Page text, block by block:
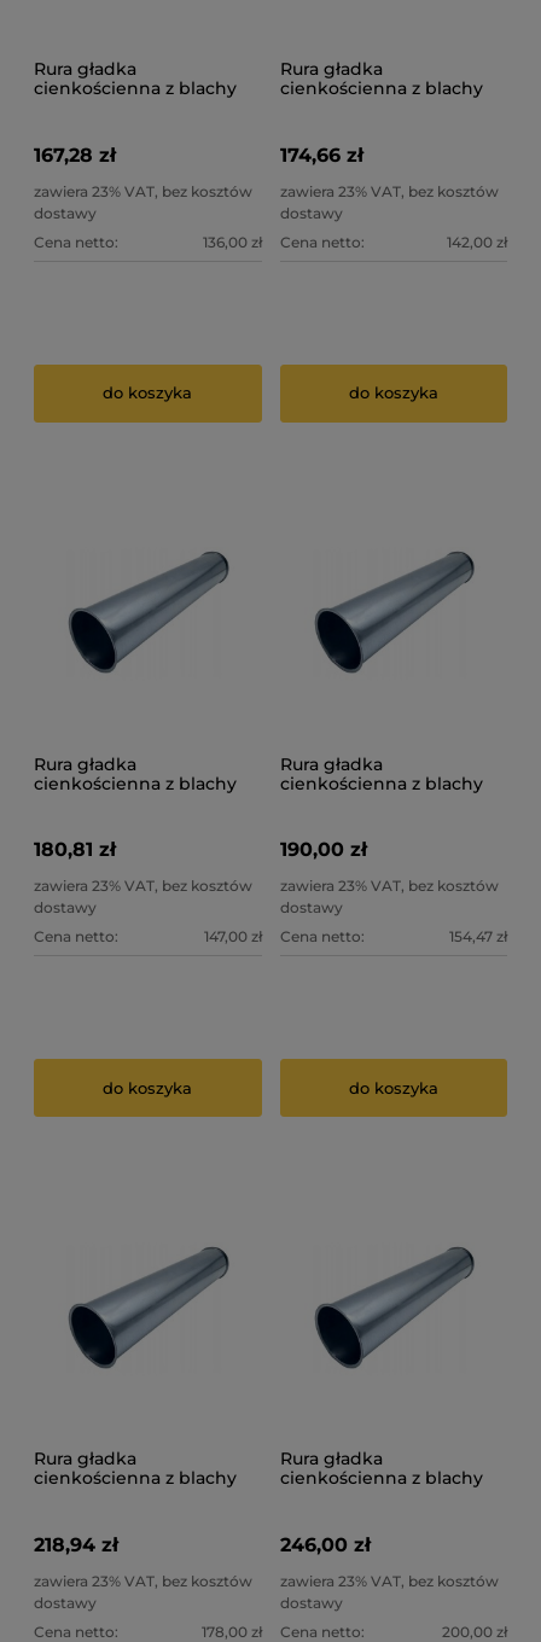
Rura gładka
cienkościenna z blachy
167,28 zł
zawiera 23% VAT, bez kosztów
dostawy
Cena netto:
136,00 zł
do koszyka
Rura gładka
cienkościenna z blachy
174,66 zł
zawiera 23% VAT, bez kosztów
dostawy
Cena netto:
142,00 zł
do koszyka
Rura gładka
cienkościenna z blachy
180,81 zł
zawiera 23% VAT, bez kosztów
dostawy
Cena netto:
147,00 zł
do koszyka
Rura gładka
cienkościenna z blachy
190,00 zł
zawiera 23% VAT, bez kosztów
dostawy
Cena netto:
154,47 zł
do koszyka
Rura gładka
cienkościenna z blachy
218,94 zł
zawiera 23% VAT, bez kosztów
dostawy
Cena netto:
178,00 zł
Rura gładka
cienkościenna z blachy
246,00 zł
zawiera 23% VAT, bez kosztów
dostawy
Cena netto:
200,00 zł